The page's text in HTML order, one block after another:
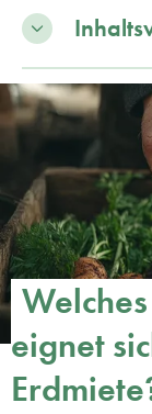
eignet